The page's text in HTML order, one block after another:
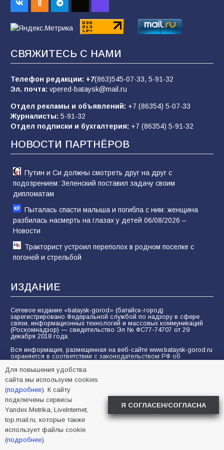
заявления Киева о мобилизации — это
отчаяние, а не разведка
80 02.08.2026
В России ответили на заявления Зеленского о
новой мобилизации
74 31.07.2026
СВЯЖИТЕСЬ С НАМИ
Телефон редакции: +7(863)545-07-33, 5-91-32
Эл. почта: vpered-bataysk@mail.ru
Отдел рекламы и объявлений: +7 (86354) 5-07-33
Журналисты: 5-91-32
Отдел подписки и бухгалтерия: +7 (86354) 5-91-32
НОВОСТИ ПАРТНЁРОВ
Путин и Си должны смотреть друг на друг с
подозрением: Зеленский поставил задачу своим
дипломатам
Пыталась спасти малыша и погибла с ним: женщина
разбилась насмерть на глазах у детей 06/08/2026 –
Новости
Тракторист устроил переполох в родном поселке с
погоней и стрельбой
ИЗДАНИЕ
Сетевое издание «bataysk-gorod» (батайск-город)
зарегистрировано Федеральной службой по надзору в сфере
связи, информационных технологий и массовых коммуникаций
(Роскомнадзор) — свидетельство Эл № ФС77-74707 от 29
декабря 2018 года.
Вся информация, размещенная на веб-сайте www.bataysk-gorod.ru
охраняется в соответствии с законодательством РФ об
фотоматериалов является «ООО БИА Вперёд». Полное или
частичное воспроизведение материалов без гиперссылки на
www.bataysk-gorod.ru запрещается. Пользователи должны
соблюдать морально-этические нормы при отправке
комментариев, вопросов, предложений и при общении на
форуме.
Политика конфиденциальности и защиты информации
Согласие на обработку персональных данных с помощью
сервисов Yandex.Metrika, LiveInternet, top.mail.ru
Для повышения удобства
сайта мы используем cookies
(подробнее). К сайту
подключены сервисы
Yandex.Metrika, LiveInternet,
top.mail.ru, которые также
использует файлы cookie
(подробнее).
Я СОГЛАСЕН/СОГЛАСНА